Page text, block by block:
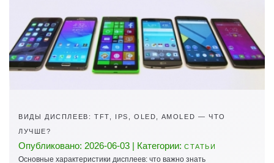
ВИДЫ ДИСПЛЕЕВ: TFT, IPS, OLED, AMOLED — ЧТО
ЛУЧШЕ?
Опубликовано: 2026-06-03 | Категории: СТАТЬИ
Основные характеристики дисплеев: что важно знать